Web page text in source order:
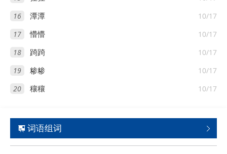
16 10/17
潭潭
17 10/17
懵懵
18 10/17
踦踦
19 10/17
糁糁
20 10/17
穰穰

 词语组词